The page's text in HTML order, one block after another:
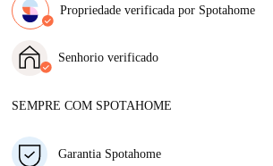
Propriedade verificada por Spotahome
obténs exatamente o que vês no anúncio.
Mais sobre a verificação
Senhorio verificado
Mais sobre este senhorio
SEMPRE COM SPOTAHOME
Garantia Spotahome